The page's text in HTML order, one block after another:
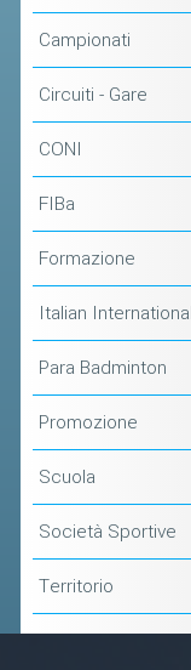
Campionati
Circuiti - Gare
CONI
FIBa
Formazione
Italian International
Para Badminton
Promozione
Scuola
Società Sportive
Territorio